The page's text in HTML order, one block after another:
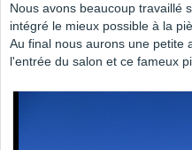
Nous avons beaucoup travaillé
intégré le mieux possible à la
Au final nous aurons une petite
l'entrée du salon et ce fameux